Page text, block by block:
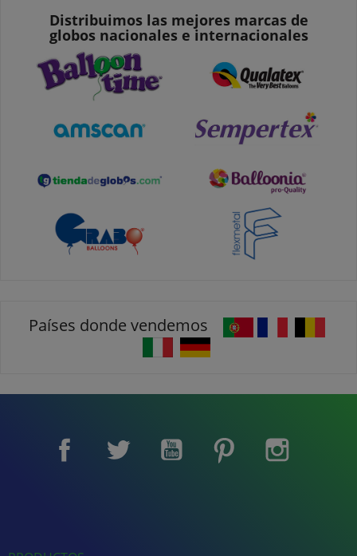
Distribuimos las mejores marcas de
globos nacionales e internacionales
Países donde vendemos
Facebook Twitter YouTube Pinterest